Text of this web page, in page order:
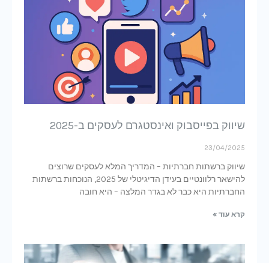
שיווק בפייסבוק ואינסטגרם לעסקים ב-2025
23/04/2025
שיווק ברשתות חברתיות – המדריך המלא לעסקים שרוצים
להישאר רלוונטיים בעידן הדיגיטלי של 2025, הנוכחות ברשתות
החברתיות היא כבר לא בגדר המלצה – היא חובה
קרא עוד »